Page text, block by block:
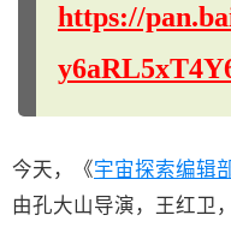
https://
今天，《宇宙探索编辑
由孔大山导演，王红卫